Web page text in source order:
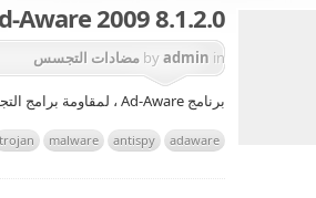
Aware 2009 8.1.2.0
byadmin in مضادات التجسس
برنامج Ad-Aware ، لمقاومة برامج التجسس.
adaware
antispy
malware
trojan